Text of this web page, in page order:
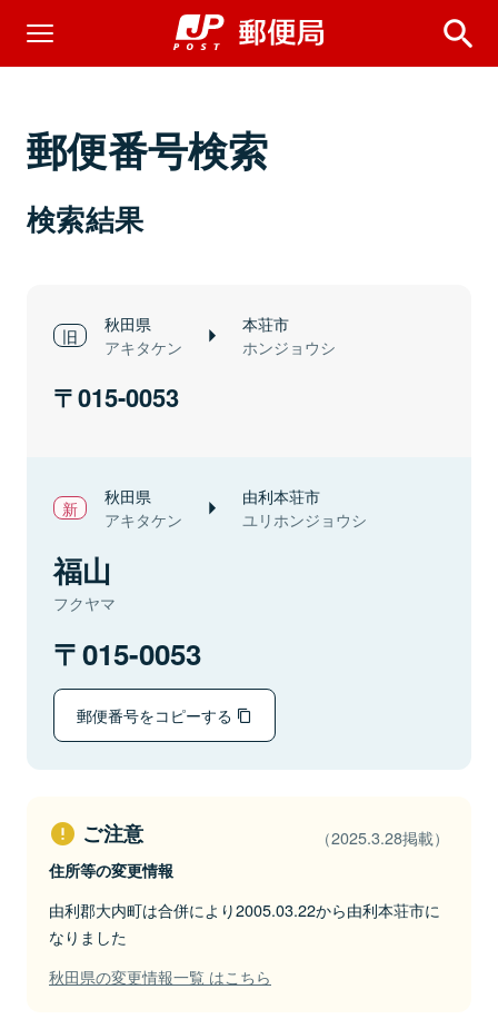
郵便番号検索
検索結果
秋田県
アキタケン
本荘市
ホンジョウシ
015-0053
秋田県
アキタケン
由利本荘市
ユリホンジョウシ
福山
フクヤマ
015-0053
郵便番号をコピーする
ご注意 （2025.3.28掲載）
住所等の変更情報
由利郡大内町は合併により2005.03.22から由利本荘市に
なりました
秋田県の変更情報一覧 はこちら